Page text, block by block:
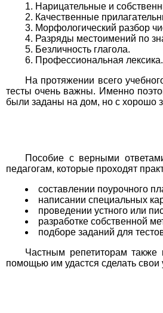
Нарицательные и
Качественные
Морфологический разбор
Разряды местоимений по
Безличность глагола.
Профессиональная лексика.
На протяжении всего
тесты очень важны. Именно
были заданы на дом, но с хорошо
Пособие с верными
педагогам, которые проходят
составлении поурочного
написании специальных
проведении устного или
разработке собственной
подборе заданий для
Частным репетиторам также
помощью им удастся сделать